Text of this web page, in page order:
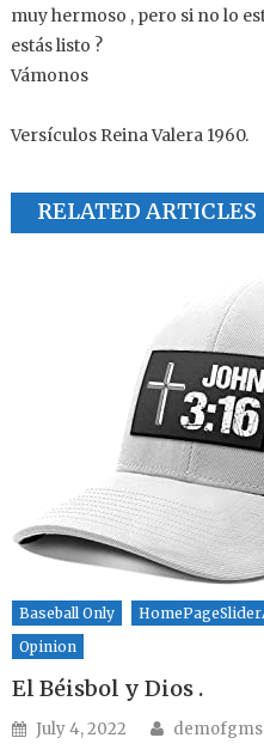
muy hermoso , pero si no lo
estás listo ?
Vámonos
Versículos Reina Valera 1960.
RELATED ARTICLES
Baseball Only
Opinion
El Béisbol y Dios .
Posted on
July 4, 2022 Author